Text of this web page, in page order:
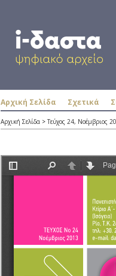
Αρχική Σελίδα Σχετικά
Αρχική Σελίδα >Τεύχος 24, Νοέμβριος